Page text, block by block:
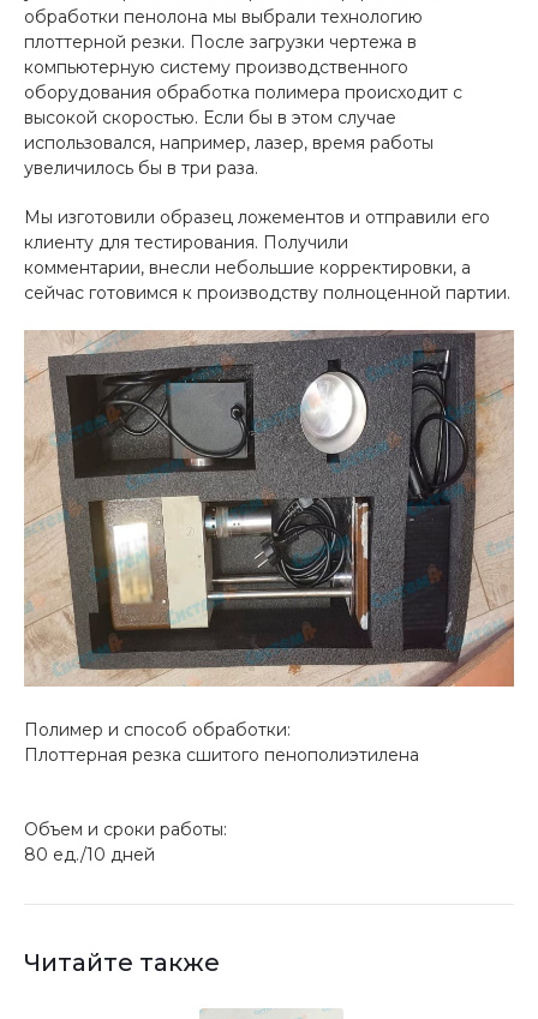
обработки пенолона мы выбрали технологию
плоттерной резки. После загрузки чертежа в
компьютерную систему производственного
оборудования обработка полимера происходит с
высокой скоростью. Если бы в этом случае
использовался, например, лазер, время работы
увеличилось бы в три раза.
Мы изготовили образец ложементов и отправили его
клиенту для тестирования. Получили
комментарии, внесли небольшие корректировки, а
сейчас готовимся к производству полноценной партии.
Полимер и способ обработки:
Плоттерная резка сшитого пенополиэтилена
Объем и сроки работы:
80 ед./10 дней
Читайте также